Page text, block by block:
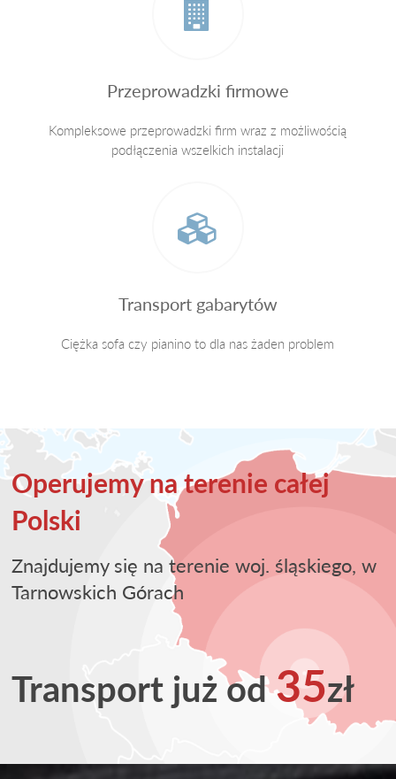
Przeprowadzki firmowe
Kompleksowe przeprowadzki firm wraz z możliwością
podłączenia wszelkich instalacji
Transport gabarytów
Ciężka sofa czy pianino to dla nas żaden problem
Operujemy na terenie całej
Polski
Znajdujemy się na terenie woj. śląskiego, w
Tarnowskich Górach
Transport już od35zł